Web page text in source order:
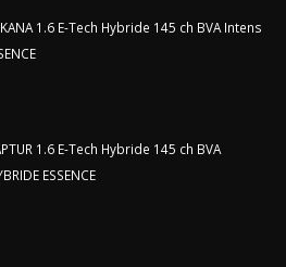
1.6 E-Tech Hybride 145 ch BVA Intens
1.6 E-Tech Hybride 145 ch BVA
ESSENCE